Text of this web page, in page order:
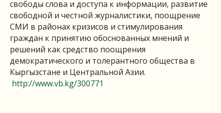
свободы слова и доступа к информации, развитие
свободной и честной журналистики, поощрение
СМИ в районах кризисов и стимулирования
граждан к принятию обоснованных мнений и
решений как средство поощрения
демократического и толерантного общества в
Кыргызстане и Центральной Азии.
http://www.vb.kg/300771